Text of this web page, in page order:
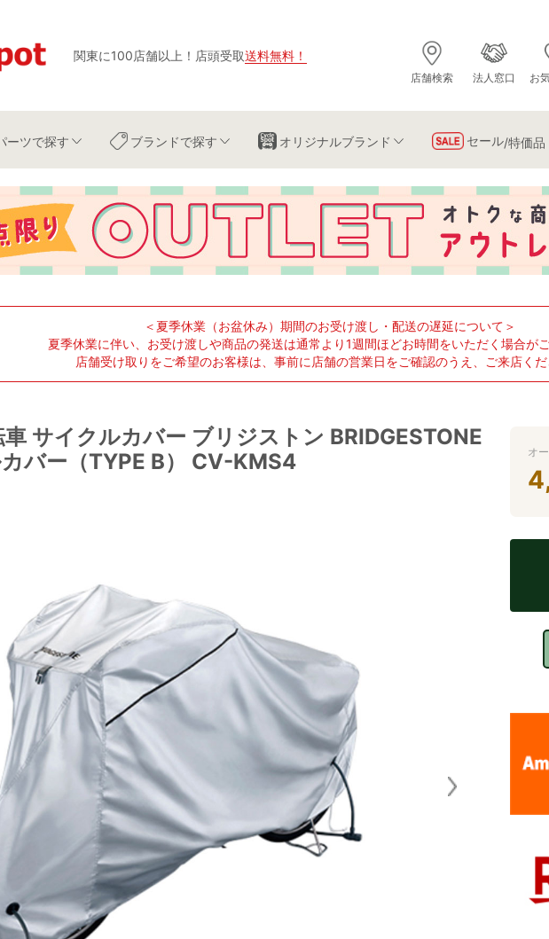
関東に100店舗以上 ！ 店頭受取送料無料 ！
店舗検索 法人窓口 お
ーツで探す ブランドで探す オリジナルブランド セール/特価品
＜夏季休業（お盆休み）期間のお受け渡し・配送の遅延について＞
夏季休業に伴い、お受け渡しや商品の発送は通常より1週間ほどお時間をいただく場合がご
店舗受け取りをご希望のお客様は、事前に店舗の営業日をご確認のうえ、ご来店くだ
サイクルカバー ブリジストン BRIDGESTONE
バー（TYPE B） CV-KMS4
オ